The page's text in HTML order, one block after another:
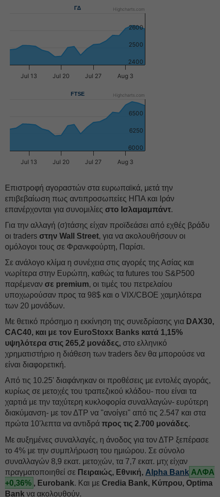
ΓΔ
Jul 13 Jul 20 Jul 27 Aug 3
2400
2500
2600
Highcharts.com
FTSE
Jul 13 Jul 20 Jul 27 Aug 3
6000
6250
6500
Highcharts.com
Επιστροφή αγοραστών στα ευρωπαϊκά, μετά την
επιβεβαίωση πως αντιπροσωπείες ΗΠΑ και Ιράν
επανέρχονται για συνομιλίες στο Ισλαμαμπάντ.
Για την αλλαγή (σ)τάσης είχαν προϊδεάσει από εχθές βράδυ
οι traders στην Wall Street, για να ακολουθήσουν οι
ομόλογοι τους σε Φρανκφούρτη, Παρίσι.
Σε ανάλογο κλίμα η συνέχεια στις αγορές της Ασίας και
νωρίτερα στην Ευρώπη, καθώς τα futures του S&P500
παρέμεναν σε premium, οι τιμές του πετρελαίου
υποχωρούσαν προς τα 98$ και ο VIX/CBOE χαμηλότερα
των 20 μονάδων.
Με θετικό πρόσημο η εκκίνηση της συνεδρίασης για DAX30,
CAC40, και με τον EuroStoxx Banks κατά 1,15%
υψηλότερα στις 265,2 μονάδες, στο ελληνικό
χρηματιστήριο η διάθεση των traders δεν θα μπορούσε να
είναι διαφορετική.
Από τις 10.25' διαφάνηκαν οι προθέσεις με εντολές αγοράς,
κυρίως σε μετοχές του τραπεζικού κλάδου- που είναι τα
χαρτιά με την ταχύτερη κυκλοφορία συναλλαγών- ευρύτερη
διακύμανση- με τον ΔΤΡ να "ανοίγει" από τις 2.547 και στα
πρώτα 10'λεπτα να αντιδρά προς τις 2.700 μονάδες.
Με αυξημένες συναλλαγές, η άνοδος για τον ΔΤΡ ξεπέρασε
το 4% με την συμπλήρωση του ημιώρου. Σε σύνολο
συναλλαγών 8,9 εκατ. μετοχών, τα 7,7 εκατ. μτχ είχαν
πραγματοποιηθεί σε Πειραιώς, Εθνική, Alpha Bank ΑΛΦΑ
+0,36% , Eurobank. Και με Credia Bank, Κύπρου, Optima
Bank να ακολουθούν.